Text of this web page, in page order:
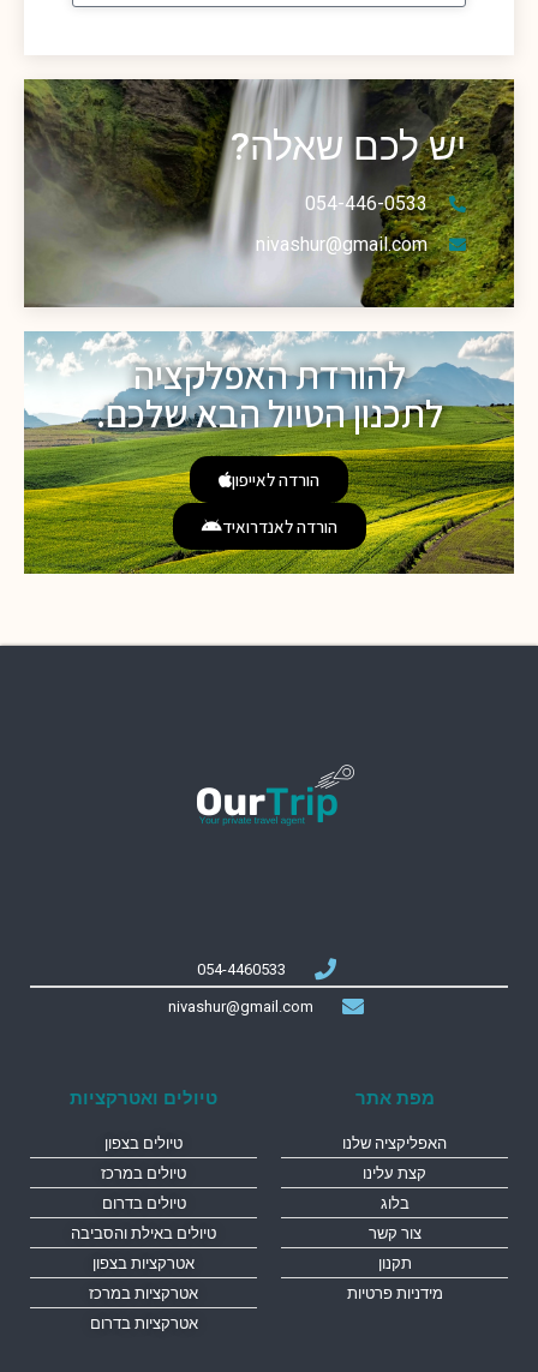
יש לכם שאלה?
054-446-0533
nivashur@gmail.com
להורדת האפלקציה
לתכנון הטיול הבא שלכם.
הורדה לאייפון
הורדה לאנדרואיד
054-4460533
nivashur@gmail.com
מפת אתר
האפליקציה שלנו
קצת עלינו
בלוג
צור קשר
תקנון
מידניות פרטיות
טיולים ואטרקציות
טיולים בצפון
טיולים במרכז
טיולים בדרום
טיולים באילת והסביבה
אטרקציות בצפון
אטרקציות במרכז
אטרקציות בדרום